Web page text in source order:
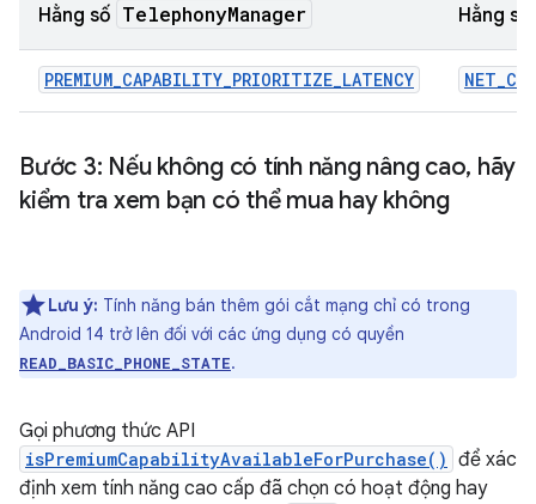
Hằng số TelephonyManager Hằng số
PREMIUM_CAPABILITY_PRIORITIZE_LATENCY
Bước 3: Nếu không có tính năng nâng cao, hãy
kiểm tra xem bạn có thể mua hay không
Lưu ý: Tính năng bán thêm gói cắt mạng chỉ có trong
Android 14 trở lên đối với các ứng dụng có quyền
READ_BASIC_PHONE_STATE.
Gọi phương thức API
isPremiumCapabilityAvailableForPurchase() để xác
định xem tính năng cao cấp đã chọn có hoạt động hay